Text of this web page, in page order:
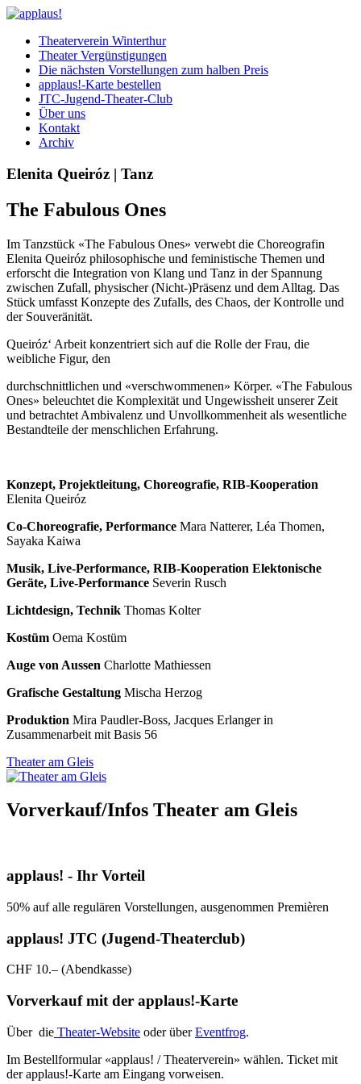
Theaterverein Winterthur
Theater Vergünstigungen
Die nächsten Vorstellungen zum halben Preis
applaus!-Karte bestellen
JTC-Jugend-Theater-Club
Über uns
Kontakt
Archiv
Elenita Queiróz | Tanz
The Fabulous Ones
Im Tanzstück «The Fabulous Ones» verwebt die Choreografin
Elenita Queiróz philosophische und feministische Themen und
erforscht die Integration von Klang und Tanz in der Spannung
zwischen Zufall, physischer (Nicht-)Präsenz und dem Alltag. Das
Stück umfasst Konzepte des Zufalls, des Chaos, der Kontrolle und
der Souveränität.
Queiróz‘ Arbeit konzentriert sich auf die Rolle der Frau, die
weibliche Figur, den
durchschnittlichen und «verschwommenen» Körper. «The Fabulous
Ones» beleuchtet die Komplexität und Ungewissheit unserer Zeit
und betrachtet Ambivalenz und Unvollkommenheit als wesentliche
Bestandteile der menschlichen Erfahrung.
Konzept, Projektleitung, Choreografie, RIB-Kooperation
Elenita Queiróz
Co-Choreografie, Performance Mara Natterer, Léa Thomen,
Sayaka Kaiwa
Musik, Live-Performance, RIB-Kooperation Elektonische
Geräte, Live-Performance Severin Rusch
Lichtdesign, Technik Thomas Kolter
Kostüm Oema Kostüm
Auge von Aussen Charlotte Mathiessen
Grafische Gestaltung Mischa Herzog
Produktion Mira Paudler-Boss, Jacques Erlanger in
Zusammenarbeit mit Basis 56
Theater am Gleis
Vorverkauf/Infos Theater am Gleis
applaus! - Ihr Vorteil
50% auf alle regulären Vorstellungen, ausgenommen Premièren
applaus! JTC (Jugend-Theaterclub)
CHF 10.– (Abendkasse)
Vorverkauf mit der applaus!-Karte
Über die Theater-Website oder überEventfrog.
Im Bestellformular «applaus! / Theaterverein» wählen. Ticket mit
der applaus!-Karte am Eingang vorweisen.